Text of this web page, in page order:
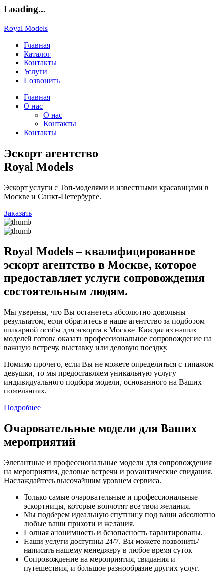
Loading...
Royal Models
Главная
Каталог
Контакты
Услуги
Позвонить
Главная
О нас
О нас
Контакты
Контакты
Эскорт агентство
Royal Models
Эскорт услуги с Топ-моделями и известными красавицами в
Москве и Санкт-Петербурге.
Заказать
Royal Models – квалифицированное
эскорт агентство в Москве, которое
предоставляет услуги сопровождения
состоятельным людям.
Мы уверены, что Вы останетесь абсолютно довольны
результатом, если обратитесь в наше агентство за подбором
шикарной особы для эскорта в Москве. Каждая из наших
моделей готова оказать профессиональное сопровождение на
важную встречу, выставку или деловую поездку.
Помимо прочего, если Вы не можете определиться с типажом
девушки, то мы предоставляем уникальную услугу
индивидуального подбора модели, основанного на Ваших
пожеланиях.
Подробнее
Очаровательные модели для Ваших
мероприятий
Элегантные и профессиональные модели для сопровождения
на мероприятия, деловые встречи и романтические свидания.
Наслаждайтесь высочайшим уровнем сервиса.
Только самые очаровательные и профессиональные
эскортницы, которые воплотят все твои желания.
Мы подберем идеальную спутницу под ваши абсолютно
любые ваши прихоти и желания.
Полная анонимность и безопасность гарантированы.
Наши услуги доступны 24/7. Вы можете позвонить/
написать нашему менеджеру в любое время суток
Сопровождение на мероприятия, свидания и
путешествия, и большое разнообразие других услуг.